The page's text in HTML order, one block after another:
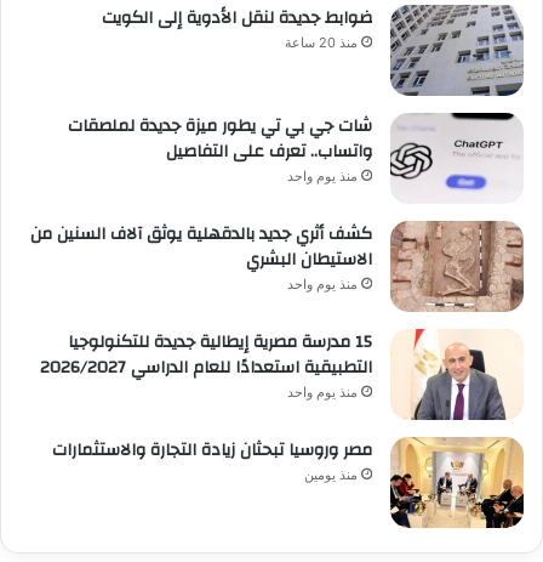
ضوابط جديدة لنقل الأدوية إلى الكويت
منذ 20 ساعة
شات جي بي تي يطور ميزة جديدة لملصقات
واتساب.. تعرف على التفاصيل
منذ يوم واحد
كشف أثري جديد بالدقهلية يوثق آلاف السنين من
الاستيطان البشري
منذ يوم واحد
15 مدرسة مصرية إيطالية جديدة للتكنولوجيا
التطبيقية استعدادًا للعام الدراسي 2026/2027
منذ يوم واحد
مصر وروسيا تبحثان زيادة التجارة والاستثمارات
منذ يومين